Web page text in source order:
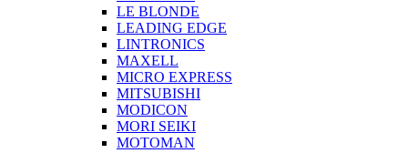
LE BLONDE
LEADING EDGE
LINTRONICS
MAXELL
MICRO EXPRESS
MITSUBISHI
MODICON
MORI SEIKI
MOTOMAN